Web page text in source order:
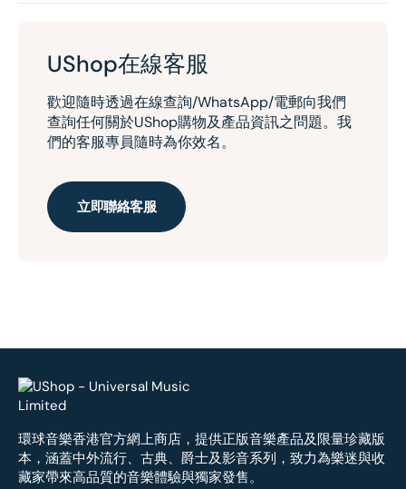
UShop在線客服
歡迎隨時透過在線查詢/WhatsApp/電郵向我們
查詢任何關於UShop購物及產品資訊之問題。我
們的客服專員隨時為你效名。
立即聯絡客服
環球音樂香港官方網上商店，提供正版音樂產品及限量珍藏版
本，涵蓋中外流行、古典、爵士及影音系列，致力為樂迷與收
藏家帶來高品質的音樂體驗與獨家發售。